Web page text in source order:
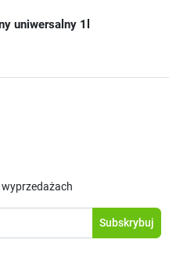
uniwersalny 1l